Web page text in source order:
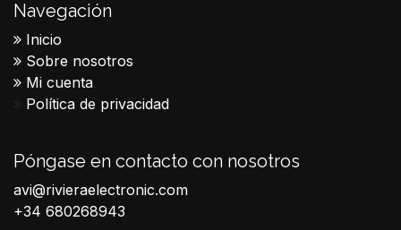
Navegación
Inicio
Sobre nosotros
Mi cuenta
Política de privacidad
Póngase en contacto con nosotros
avi@rivieraelectronic.com
+34 680268943